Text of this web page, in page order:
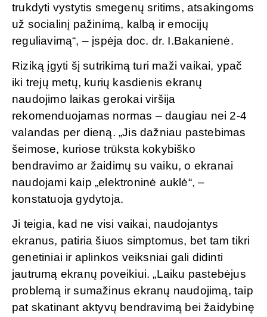
trukdyti vystytis smegenų sritims, atsakingoms
už socialinį pažinimą, kalbą ir emocijų
reguliavimą“, – įspėja doc. dr. I.Bakanienė.
Riziką įgyti šį sutrikimą turi maži vaikai, ypač
iki trejų metų, kurių kasdienis ekranų
naudojimo laikas gerokai viršija
rekomenduojamas normas – daugiau nei 2-4
valandas per dieną. „Jis dažniau pastebimas
šeimose, kuriose trūksta kokybiško
bendravimo ar žaidimų su vaiku, o ekranai
naudojami kaip „elektroninė auklė“, –
konstatuoja gydytoja.
Ji teigia, kad ne visi vaikai, naudojantys
ekranus, patiria šiuos simptomus, bet tam tikri
genetiniai ir aplinkos veiksniai gali didinti
jautrumą ekranų poveikiui. „Laiku pastebėjus
problemą ir sumažinus ekranų naudojimą, taip
pat skatinant aktyvų bendravimą bei žaidybinę